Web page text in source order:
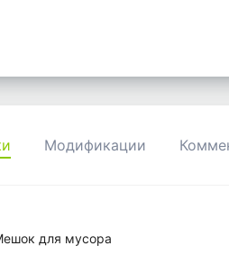
Модификации
для мусора